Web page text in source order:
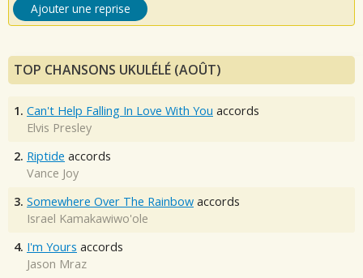
Ajouter une reprise
TOP CHANSONS UKULÉLÉ (AOÛT)
1. Can't Help Falling In Love With You accords
Elvis Presley
2. Riptide accords
Vance Joy
3. Somewhere Over The Rainbow accords
Israel Kamakawiwo'ole
4. I'm Yours accords
Jason Mraz